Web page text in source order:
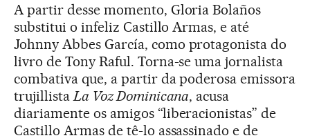
A partir desse momento, Gloria Bolaños
substitui o infeliz Castillo Armas, e até
Johnny Abbes García, como protagonista do
livro de Tony Raful. Torna-se uma jornalista
combativa que, a partir da poderosa emissora
trujillistaLa Voz Dominicana, acusa
diariamente os amigos “liberacionistas” de
Castillo Armas de tê-lo assassinado e de